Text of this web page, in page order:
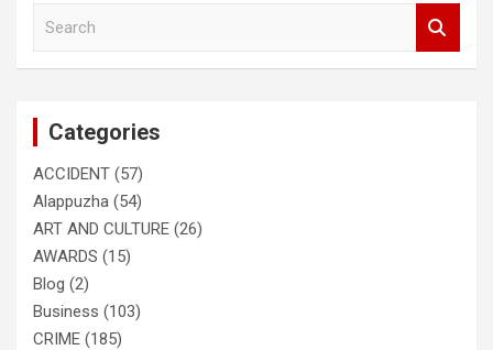
Categories
ACCIDENT (57)
Alappuzha (54)
ART AND CULTURE (26)
AWARDS (15)
Blog (2)
Business (103)
CRIME (185)